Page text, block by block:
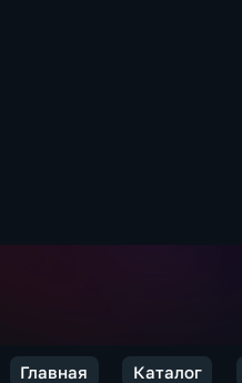
Главная Каталог